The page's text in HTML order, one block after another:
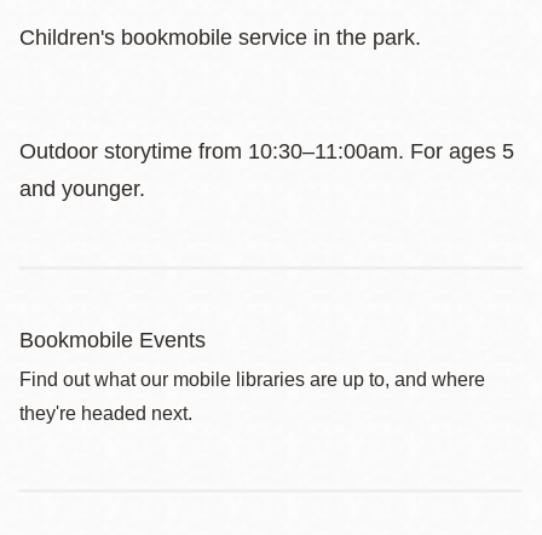
Children's bookmobile service in the park.
Outdoor storytime from 10:30–11:00am. For ages 5
and younger.
Bookmobile Events
Find out what our mobile libraries are up to, and where
they're headed next.